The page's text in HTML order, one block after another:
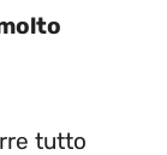
tutto